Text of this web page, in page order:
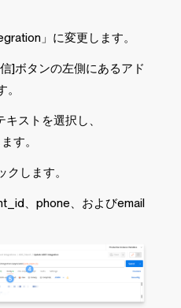
」に変更します。
]ボタンの左側にあるアド
ストを選択し、
す。
します。
、phone、およびemail